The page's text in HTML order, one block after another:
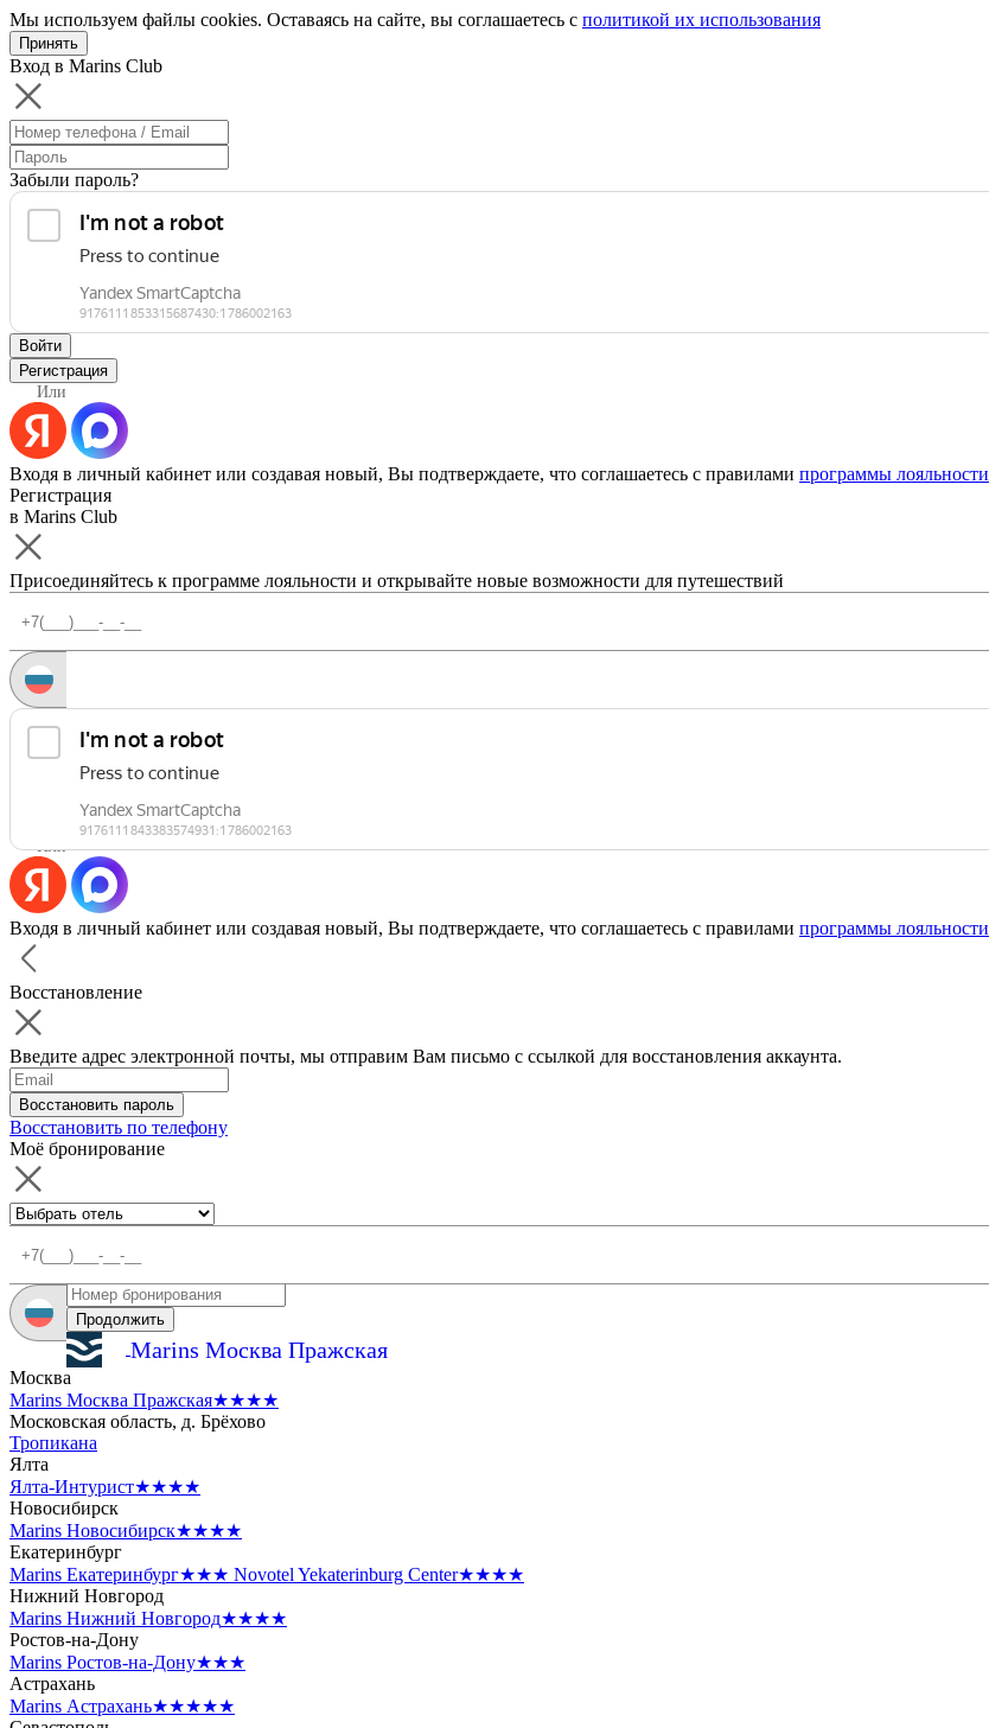
Мы используем файлы cookies. Оставаясь на сайте, вы соглашаетесь с политикой их использования
Принять
Вход в Marins Club
Забыли пароль?
Войти
Регистрация
Или
Входя в личный кабинет или создавая новый, Вы подтверждаете, что соглашаетесь с правилами программы лояльности
Регистрация
в Marins Club
Присоединяйтесь к программе лояльности и открывайте новые возможности для путешествий
Запросить код
Уже есть аккаунт?Войти
Или
Входя в личный кабинет или создавая новый, Вы подтверждаете, что соглашаетесь с правилами программы лояльности
Восстановление
Введите адрес электронной почты, мы отправим Вам письмо с ссылкой для восстановления аккаунта.
Восстановить пароль
Восстановить по телефону
Моё бронирование
Продолжить
Marins Москва Пражская
Москва
Marins Москва Пражская★★★★
Московская область, д. Брёхово
Тропикана
Ялта
Ялта-Интурист★★★★
Новосибирск
Marins Новосибирск★★★★
Екатеринбург
Marins Екатеринбург★★★ Novotel Yekaterinburg Center★★★★
Нижний Новгород
Marins Нижний Новгород★★★★
Ростов-на-Дону
Marins Ростов-на-Дону★★★
Астрахань
Marins Астрахань★★★★★